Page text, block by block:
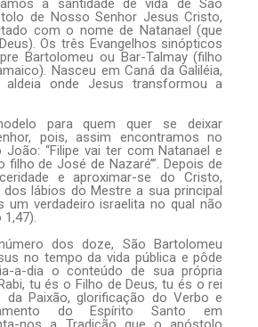
a santidade de vida de São
de Nosso Senhor Jesus Cristo,
com o nome de Natanael (que
Os três Evangelhos sinópticos
Bartolomeu ou Bar-Talmay (filho
Nasceu em Caná da Galiléia,
aldeia onde Jesus transformou a
para quem quer se deixar
pois, assim encontramos no
João: “Filipe vai ter com Natanael e
filho de José de Nazaré’”. Depois de
e aproximar-se do Cristo,
lábios do Mestre a sua principal
um verdadeiro israelita no qual não
dos doze, São Bartolomeu
no tempo da vida pública e pôde
a-dia o conteúdo de sua própria
tu és o Filho de Deus, tu és o rei
da Paixão, glorificação do Verbo e
do Espírito Santo em